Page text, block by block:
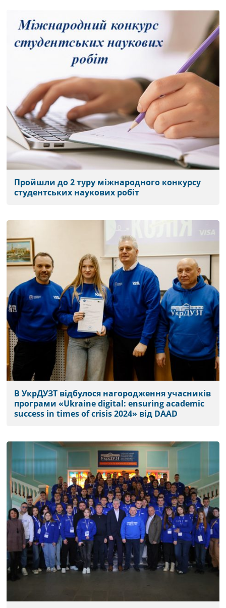
Пройшли до 2 туру міжнародного конкурсу
студентських наукових робіт
В УкрДУЗТ відбулося нагородження учасників
програми «Ukraine digital: ensuring academic
success in times of crisis 2024» від DAAD